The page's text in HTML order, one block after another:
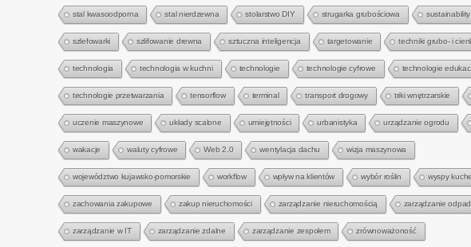
stal kwasoodporna stal nierdzewna stolarstwo DIY strugarka grubościowa sustainability
szlefowarki szlifowanie drewna sztuczna inteligencja targetowanie techniki grubo- i
technologia technologia w kuchni technologie technologie cyfrowe technologie
technologie przetwarzania tensorflow terminal transport drogowy triki wnętrzarskie
uczenie maszynowe układy scalone umiejętności urbanistyka urządzanie ogrodu
wakacje waluty cyfrowe Web 2.0 wentylacja dachu wizja maszynowa
województwo kujawsko-pomorskie workflow wpływ na klientów wybór roślin wyspy
zachowania zakupowe zakup nieruchomości zarządzanie nieruchomością zarządzanie
zarządzanie w IT zarządzanie zdalne zarządzanie zespołem zrównoważoność